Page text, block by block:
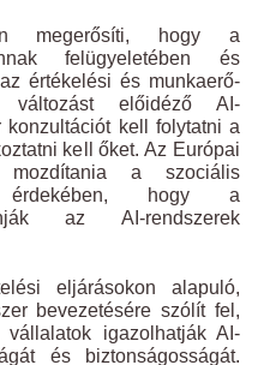
megerősíti, hogy a
felügyeletében és
értékelési és munkaerő-
változást előidéző AI-
konzultációt kell folytatni a
kell őket. Az Európai
a szociális
érdekében, hogy a
az AI-rendszerek
eljárásokon alapuló,
bevezetésére szólít fel,
igazolhatják AI-
és biztonságosságát.